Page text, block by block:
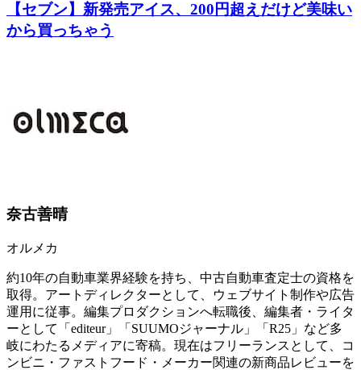
【セブン】新発売アイス、200円超えだけど美味い
から買っちゃう
奈古善晴
オルメカ
約10年の自動車業界経験を持ち、中古自動車査定士の資格を
取得。アートディレクターとして、ウェブサイト制作や広告
運用に従事。編集プロダクションへ転職後、編集者・ライタ
ーとして「editeur」「SUUMOジャーナル」「R25」など多
岐にわたるメディアに寄稿。現在はフリーランスとして、コ
ンビニ・ファストフード・メーカー関連の新商品レビューを